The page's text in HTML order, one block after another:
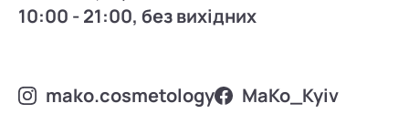
10:00 - 21:00, без вихідних
mako.cosmetology MаKo_Kyiv